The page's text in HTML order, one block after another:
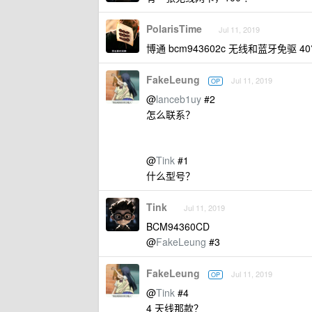
PolarisTime Jul 11, 2019
博通 bcm943602c 无线和蓝牙免驱
FakeLeung OP Jul 11, 2019
@lanceb1uy #2
怎么联系？
@Tink #1
什么型号？
Tink Jul 11, 2019
BCM94360CD
@FakeLeung #3
FakeLeung OP Jul 11, 2019
@Tink #4
4 天线那款？